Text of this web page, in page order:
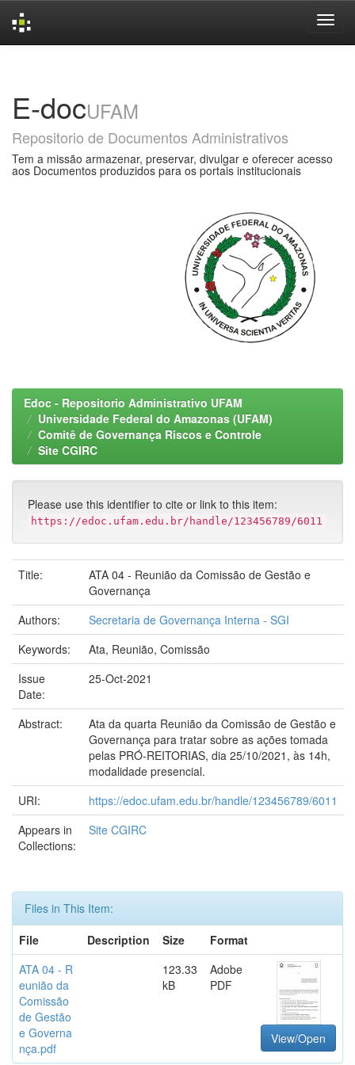
E-docUFAM
Repositorio de Documentos Administrativos
Tem a missão armazenar, preservar, divulgar e oferecer acesso
aos Documentos produzidos para os portais institucionais
Edoc - Repositorio Administrativo UFAM
Universidade Federal do Amazonas (UFAM)
Comitê de Governança Riscos e Controle
Site CGIRC
Please use this identifier to cite or link to this item:
https://edoc.ufam.edu.br/handle/123456789/6011
Title:
ATA 04 - Reunião da Comissão de Gestão e
Governança
Authors:
Secretaria de Governança Interna - SGI
Keywords:
Ata, Reunião, Comissão
Issue
Date:
25-Oct-2021
Abstract:
Ata da quarta Reunião da Comissão de Gestão e
Governança para tratar sobre as ações tomada
pelas PRÓ-REITORIAS, dia 25/10/2021, às 14h,
modalidade presencial.
URI:
https://edoc.ufam.edu.br/handle/123456789/6011
Appears in
Collections:
Site CGIRC
Files in This Item:
File
Description Size
Format
ATA 04 - R
eunião da
Comissão
de Gestão
e Governa
nça.pdf
123.33
kB
Adobe
PDF
View/Open